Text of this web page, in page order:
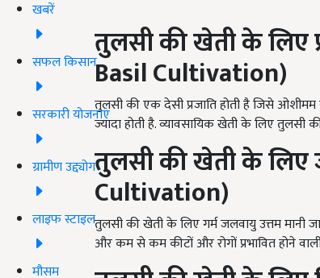
खबरें
सफल किसान
सरकारी योजनाएं
ग्रामीण उद्द्योग
लाइफ स्टाइल
मौसम
तुलसीकीखेतीकेलिए
Basil Cultivation)
तुलसी की एक देसी प्रजाति होती है जिसे
ज्यादा होती है. व्यावसायिक खेती के लिए तुलसी
तुलसीकीखेतीकेलिए
Cultivation)
तुलसी की खेती के लिए गर्म जलवायु उत्तम मानी
और कम से कम कीटों और रोगों प्रभावित होने